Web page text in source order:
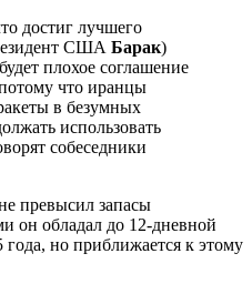
достиг лучшего
США Барак)
плохое соглашение
что иранцы
в безумных
использовать
собеседники
превысил запасы
он обладал до 12-дневной
но приближается к этому